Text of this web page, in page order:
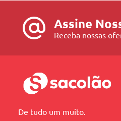
Assine
Receba nossas
De tudo um muito.